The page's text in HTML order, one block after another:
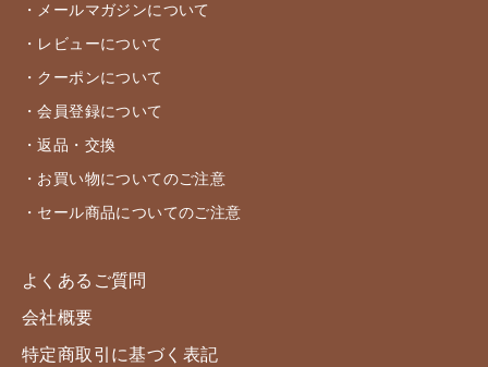
・メールマガジンについて
・レビューについて
・クーポンについて
・会員登録について
・返品・交換
・お買い物についてのご注意
・セール商品についてのご注意
よくあるご質問
会社概要
特定商取引に基づく表記